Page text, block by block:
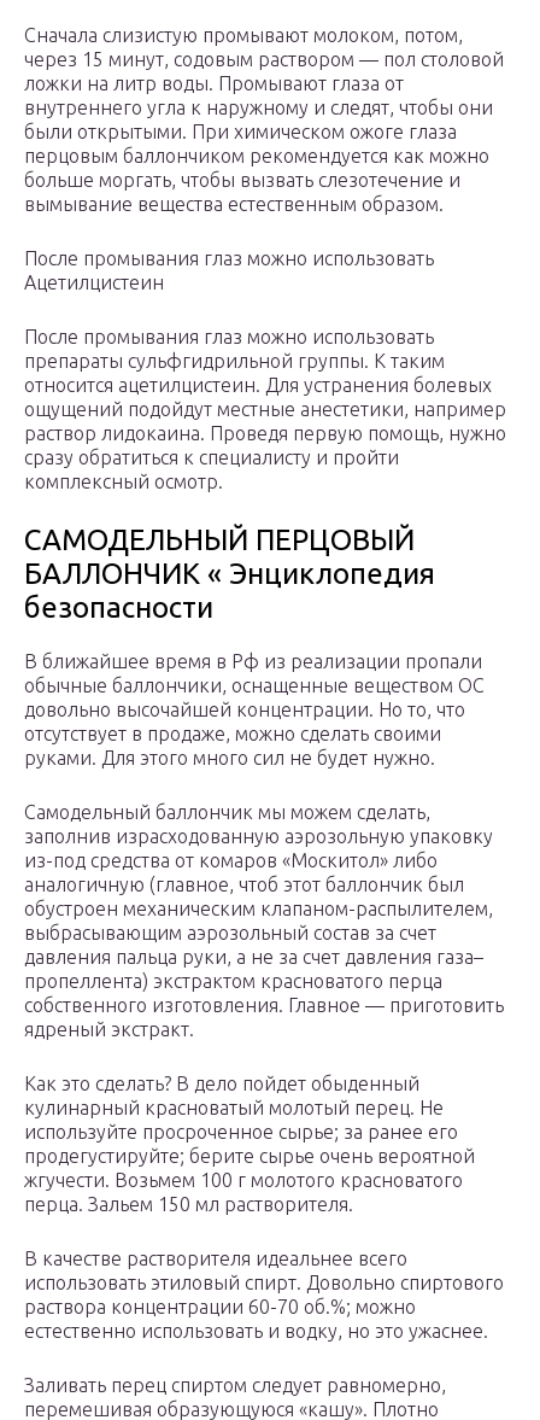
Сначала слизистую промывают молоком, потом,
через 15 минут, содовым раствором — пол столовой
ложки на литр воды. Промывают глаза от
внутреннего угла к наружному и следят, чтобы они
были открытыми. При химическом ожоге глаза
перцовым баллончиком рекомендуется как можно
больше моргать, чтобы вызвать слезотечение и
вымывание вещества естественным образом.
После промывания глаз можно использовать
Ацетилцистеин
После промывания глаз можно использовать
препараты сульфгидрильной группы. К таким
относится ацетилцистеин. Для устранения болевых
ощущений подойдут местные анестетики, например
раствор лидокаина. Проведя первую помощь, нужно
сразу обратиться к специалисту и пройти
комплексный осмотр.
САМОДЕЛЬНЫЙ ПЕРЦОВЫЙ
БАЛЛОНЧИК « Энциклопедия
безопасности
В ближайшее время в Рф из реализации пропали
обычные баллончики, оснащенные веществом OC
довольно высочайшей концентрации. Но то, что
отсутствует в продаже, можно сделать своими
руками. Для этого много сил не будет нужно.
Самодельный баллончик мы можем сделать,
заполнив израсходованную аэрозольную упаковку
из-под средства от комаров «Москитол» либо
аналогичную (главное, чтоб этот баллончик был
обустроен механическим клапаном-распылителем,
выбрасывающим аэрозольный состав за счет
давления пальца руки, а не за счет давления газа–
пропеллента) экстрактом красноватого перца
собственного изготовления. Главное — приготовить
ядреный экстракт.
Как это сделать? В дело пойдет обыденный
кулинарный красноватый молотый перец. Не
используйте просроченное сырье; за ранее его
продегустируйте; берите сырье очень вероятной
жгучести. Возьмем 100 г молотого красноватого
перца. Зальем 150 мл растворителя.
В качестве растворителя идеальнее всего
использовать этиловый спирт. Довольно спиртового
раствора концентрации 60-70 об.%; можно
естественно использовать и водку, но это ужаснее.
Заливать перец спиртом следует равномерно,
перемешивая образующуюся «кашу». Плотно